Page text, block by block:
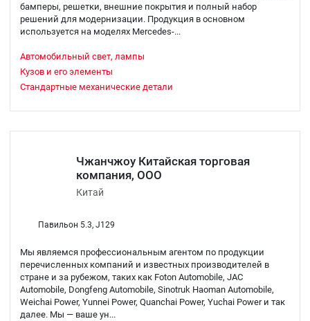
бамперы, решетки, внешние покрытия и полный набор
решений для модернизации. Продукция в основном
используется на моделях Mercedes-...
Автомобильный свет, лампы
Кузов и его элементы
Стандартные механические детали
Чжанчжоу Китайская торговая
компания, ООО
Китай
Павильон 5.3, J129
Мы являемся профессиональным агентом по продукции
перечисленных компаний и известных производителей в
стране и за рубежом, таких как Foton Automobile, JAC
Automobile, Dongfeng Automobile, Sinotruk Haoman Automobile,
Weichai Power, Yunnei Power, Quanchai Power, Yuchai Power и так
далее. Мы — ваше ун...